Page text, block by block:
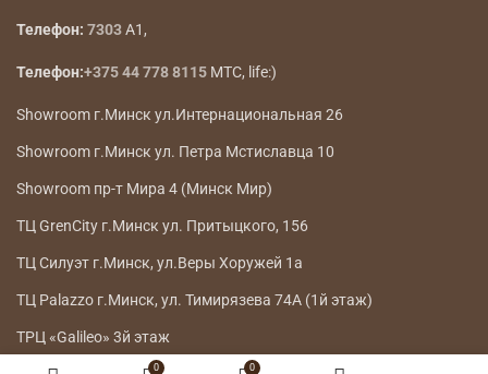
Телефон: 7303A1,
Телефон:+375 44 778 8115 МТС, life:)
Showroom г.Минск ул.Интернациональная 26
Showroom г.Минск ул. Петра Мстиславца 10
Showroom пр-т Мира 4 (Минск Мир)
ТЦ GrenCity г.Минск ул. Притыцкого, 156
ТЦ Силуэт г.Минск, ул.Веры Хоружей 1а
ТЦ Palazzo г.Минск, ул. Тимирязева 74А (1й этаж)
ТРЦ «Galileo» 3й этаж
0 0